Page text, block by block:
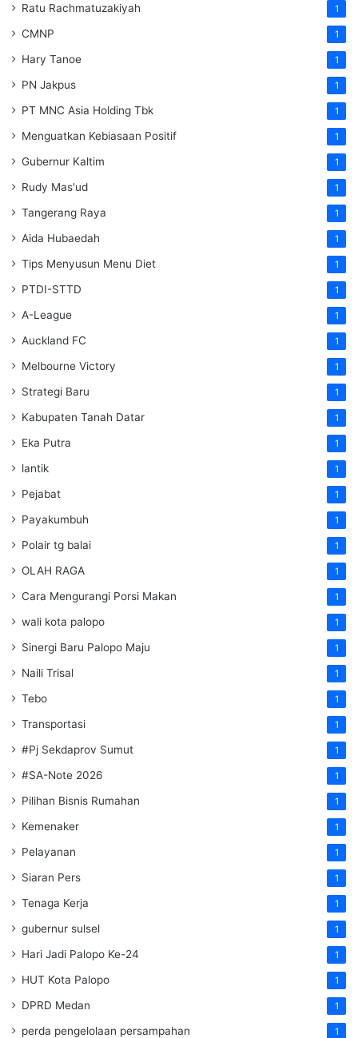
Ratu Rachmatuzakiyah 1
CMNP 1
Hary Tanoe 1
PN Jakpus 1
PT MNC Asia Holding Tbk 1
Menguatkan Kebiasaan Positif 1
Gubernur Kaltim 1
Rudy Mas'ud 1
Tangerang Raya 1
Aida Hubaedah 1
Tips Menyusun Menu Diet 1
PTDI-STTD 1
A-League 1
Auckland FC 1
Melbourne Victory 1
Strategi Baru 1
Kabupaten Tanah Datar 1
Eka Putra 1
lantik 1
Pejabat 1
Payakumbuh 1
Polair tg balai 1
OLAH RAGA 1
Cara Mengurangi Porsi Makan 1
wali kota palopo 1
Sinergi Baru Palopo Maju 1
Naili Trisal 1
Tebo 1
Transportasi 1
#Pj Sekdaprov Sumut 1
#SA-Note 2026 1
Pilihan Bisnis Rumahan 1
Kemenaker 1
Pelayanan 1
Siaran Pers 1
Tenaga Kerja 1
gubernur sulsel 1
Hari Jadi Palopo Ke-24 1
HUT Kota Palopo 1
DPRD Medan 1
perda pengelolaan persampahan 1